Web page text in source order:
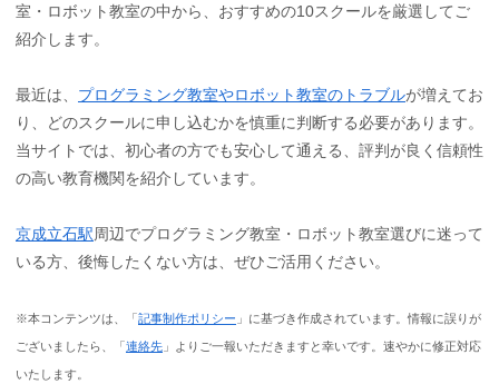
室・ロボット教室の中から、おすすめの10スクールを厳選してご
紹介します。
最近は、 プログラミング教室やロボット教室のトラブルが増えてお
り、どのスクールに申し込むかを慎重に判断する必要があります。
当サイトでは、初心者の方でも安心して通える、評判が良く信頼性
の高い教育機関を紹介しています。
京成立石駅 周辺でプログラミング教室・ロボット教室選びに迷って
いる方、後悔したくない方は、ぜひご活用ください。
※本コンテンツは、「記事制作ポリシー 」に基づき作成されています。情報に誤りが
ございましたら、「連絡先 」よりご一報いただきますと幸いです。速やかに修正対応
いたします。